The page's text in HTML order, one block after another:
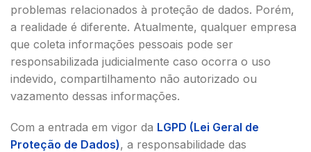
problemas relacionados à proteção de dados. Porém,
a realidade é diferente. Atualmente, qualquer empresa
que coleta informações pessoais pode ser
responsabilizada judicialmente caso ocorra o uso
indevido, compartilhamento não autorizado ou
vazamento dessas informações.
Com a entrada em vigor da LGPD (Lei Geral de
Proteção de Dados), a responsabilidade das